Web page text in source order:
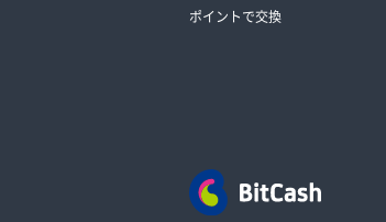
ポイントで交換